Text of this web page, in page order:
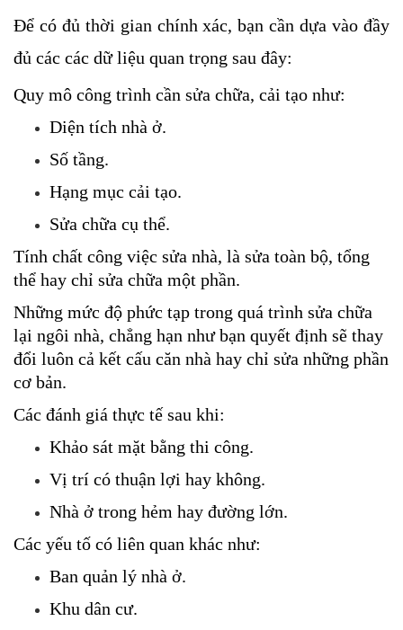
Để có đủ thời gian chính xác, bạn cần dựa vào đầy
đủ các các dữ liệu quan trọng sau đây:
Quy mô công trình cần sửa chữa, cải tạo như:
Diện tích nhà ở.
Số tầng.
Hạng mục cải tạo.
Sửa chữa cụ thể.
Tính chất công việc sửa nhà, là sửa toàn bộ, tổng
thể hay chỉ sửa chữa một phần.
Những mức độ phức tạp trong quá trình sửa chữa
lại ngôi nhà, chẳng hạn như bạn quyết định sẽ thay
đổi luôn cả kết cấu căn nhà hay chỉ sửa những phần
cơ bản.
Các đánh giá thực tế sau khi:
Khảo sát mặt bằng thi công.
Vị trí có thuận lợi hay không.
Nhà ở trong hẻm hay đường lớn.
Các yếu tố có liên quan khác như:
Ban quản lý nhà ở.
Khu dân cư.